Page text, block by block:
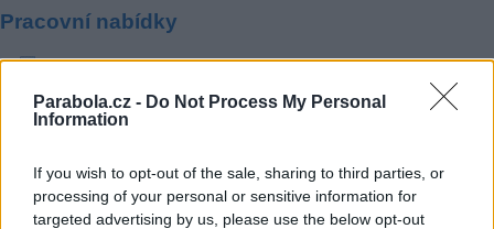
Parabola.cz - Do Not Process My Personal
Information
If you wish to opt-out of the sale, sharing to third parties, or
processing of your personal or sensitive information for
targeted advertising by us, please use the below opt-out
Pracovní nabídky
Bosch Powertrain s.r.o. Jihlava • CNC operátor• mzda
Kč • náborový bonus 50.000 Kč • příspěvek na ubytování (Jihlava,
Jihlava)
06.08.2026 -
48.400 Kč • náborový bonus 50.000 Kč • ubytování (Jihlava, okres
06.08.2026 - Bosch Powertrain s.r.o. Jihlava • střídač • mzda 48.400
příspěvek na ubytování (Jihlava, okres Jihlava)